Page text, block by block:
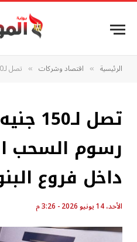
الرئيسية » اقتصاد وشركات » تصل لـ150 جنيه.. تفاصيل رسوم السحب النقدي من داخل فروع البنوك
تصل
رسوم السحب
داخل فروع
الأحد، 14 يونيو 2026 - 3:26 م